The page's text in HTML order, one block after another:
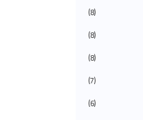
(8)
(8)
(8)
(7)
(6)